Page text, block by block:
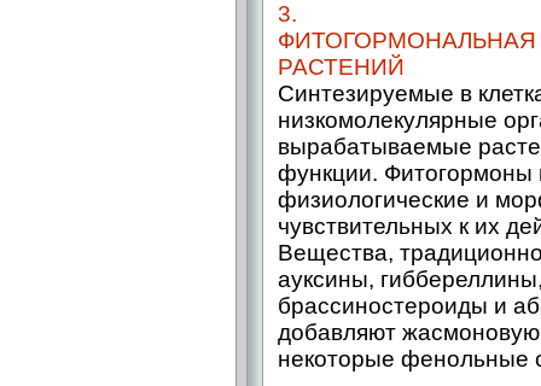
3.
ФИТОГОРМОНАЛЬНАЯ
РАСТЕНИЙ
Синтезируемые в
низкомолекулярные
вырабатываемые
функции.
физиологические и
чувствительных к их
Вещества,
ауксины,
брассиностероиды и
добавляют
некоторые фенольные